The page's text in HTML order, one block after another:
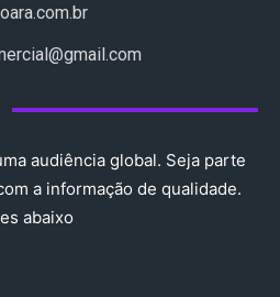
audiência global. Seja parte
a informação de qualidade.
abaixo